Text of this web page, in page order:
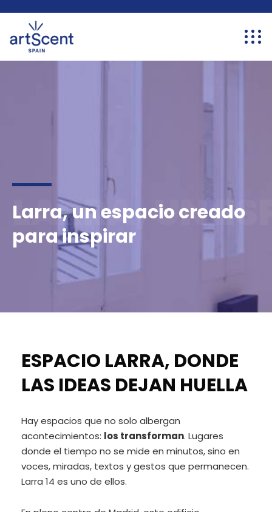
LARRA, UN
Larra, un espacio creado
para inspirar
ESPACIO LARRA, DONDE
LAS IDEAS DEJAN HUELLA
Hay espacios que no solo albergan
acontecimientos: los transforman. Lugares
donde el tiempo no se mide en minutos, sino en
voces, miradas, textos y gestos que permanecen.
Larra 14 es uno de ellos.